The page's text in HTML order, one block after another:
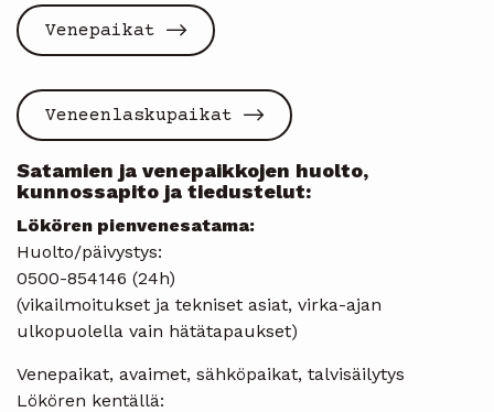
Venepaikat
Veneenlaskupaikat
Satamien ja venepaikkojen huolto,
kunnossapito ja tiedustelut:
Lökören pienvenesatama:
Huolto/päivystys:
0500-854146 (24h)
(vikailmoitukset ja tekniset asiat, virka-ajan
ulkopuolella vain hätätapaukset)
Venepaikat, avaimet, sähköpaikat, talvisäilytys
Lökören kentällä: